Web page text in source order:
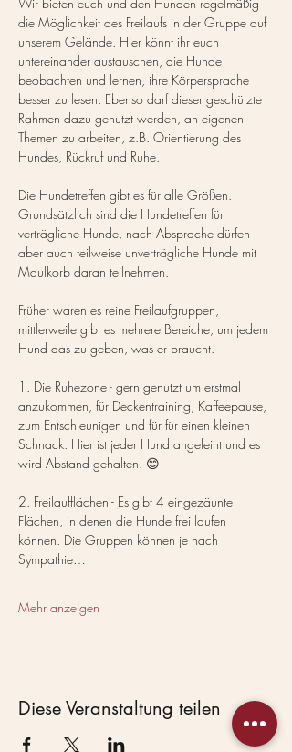
die Möglichkeit des Freilaufs in der Gruppe auf
unserem Gelände. Hier könnt ihr euch
untereinander austauschen, die Hunde
beobachten und lernen, ihre Körpersprache
besser zu lesen. Ebenso darf dieser geschützte
Rahmen dazu genutzt werden, an eigenen
Themen zu arbeiten, z.B. Orientierung des
Hundes, Rückruf und Ruhe.
Die Hundetreffen gibt es für alle Größen.
Grundsätzlich sind die Hundetreffen für
verträgliche Hunde, nach Absprache dürfen
aber auch teilweise unverträgliche Hunde mit
Maulkorb daran teilnehmen.
Früher waren es reine Freilaufgruppen,
mittlerweile gibt es mehrere Bereiche, um jedem
Hund das zu geben, was er braucht.
1. Die Ruhezone - gern genutzt um erstmal
anzukommen, für Deckentraining, Kaffeepause,
zum Entschleunigen und für für einen kleinen
Schnack. Hier ist jeder Hund angeleint und es
wird Abstand gehalten. 😊
2. Freilaufflächen - Es gibt 4 eingezäunte
Flächen, in denen die Hunde frei laufen
können. Die Gruppen können je nach
Sympathie…
Mehr anzeigen
Diese Veranstaltung teilen